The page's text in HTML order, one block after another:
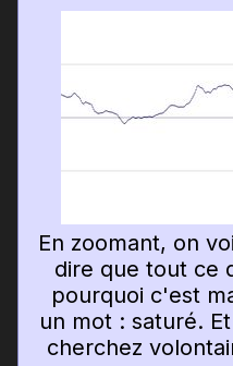
En zoomant, on
dire que tout ce
pourquoi c'est
un mot : saturé.
cherchez